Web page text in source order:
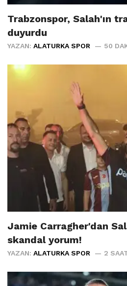
Trabzonspor, Salah'ın
duyurdu
YAZAN: ALATURKA SPOR 50
Jamie Carragher'dan
skandal yorum!
YAZAN: ALATURKA SPOR 2